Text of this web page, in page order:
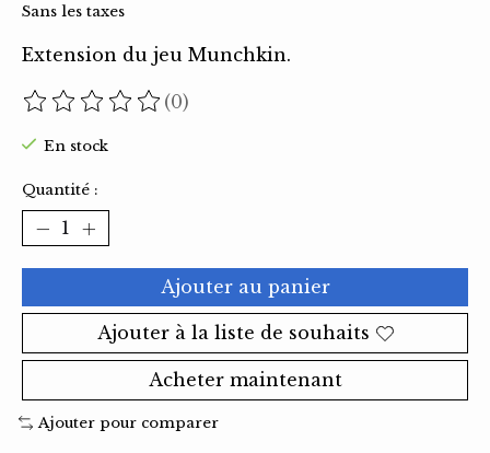
Sans les taxes
Extension du jeu Munchkin.
Ce produit est évalué à
(0)
En stock
Quantité :
Ajouter au panier
Ajouter à la liste de souhaits
Acheter maintenant
Ajouter pour comparer